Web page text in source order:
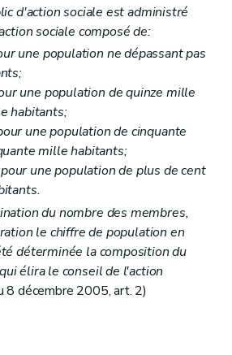
la tutelle des enfants
sur pensions alimentaires et du recouvrement de ces pensions
recours
du (centre public d'action sociale)
De la gestion des biens
d'action sociale est administré
sociale composé de:
une population ne dépassant pas
une population de quinze mille
habitants;
une population de cinquante
mille habitants;
une population de plus de cent
du nombre des membres,
le chiffre de population en
déterminée la composition du
élira le conseil de l'action
8 décembre 2005, art. 2)